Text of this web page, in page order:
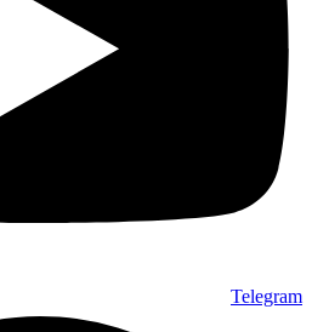
Telegram